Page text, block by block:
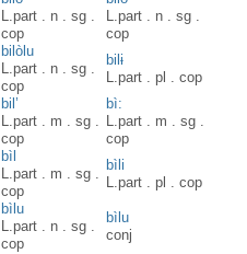
L.part . n .sg .
cop
L.part . n .sg .
cop
bilòlu
L.part . n .sg .
cop
bilɨ
L.part .pl .cop
bil’
L.part . m .sg .
cop
bì:
L.part . m .sg .
cop
bìl
L.part . m .sg .
cop
bìli
L.part .pl .cop
bìlu
L.part . n .sg .
cop
bìlu
conj